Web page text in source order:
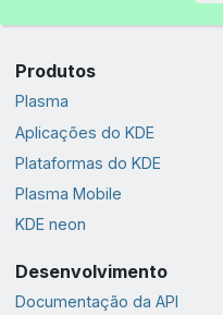
Produtos
Plasma
Aplicações do KDE
Plataformas do KDE
Plasma Mobile
KDE neon
Desenvolvimento
Documentação da API